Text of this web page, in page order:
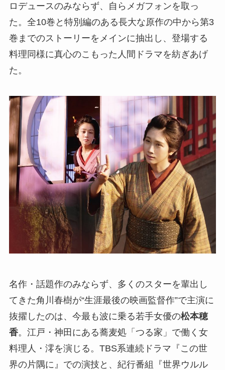
ロデュースのみならず、自らメガフォンを取っ
た。全10巻と特別編のある長大な原作の中から第3
巻までのストーリーをメインに抽出し、登場する
料理同様に真心のこもった人間ドラマを紡ぎあげ
た。
名作・話題作のみならず、多くのスターを輩出し
てきた角川春樹が“生涯最後の映画監督作”で主演に
抜擢したのは、今最も波に乗る若手女優の松本穂
香。江戸・神田にある蕎麦処「つる家」で働く女
料理人・澪を演じる。TBS系連続ドラマ『この世
界の片隅に』での演技と、紀行番組『世界ウルル